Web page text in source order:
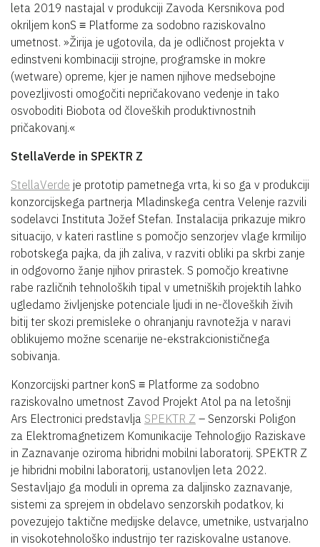
leta 2019 nastajal v produkciji Zavoda Kersnikova pod
okriljem konS ≡ Platforme za sodobno raziskovalno
umetnost. »Žirija je ugotovila, da je odličnost projekta v
edinstveni kombinaciji strojne, programske in mokre
(wetware) opreme, kjer je namen njihove medsebojne
povezljivosti omogočiti nepričakovano vedenje in tako
osvoboditi Biobota od človeških produktivnostnih
pričakovanj.«
StellaVerde in SPEKTR Z
StellaVerde je prototip pametnega vrta, ki so ga v produkciji
konzorcijskega partnerja Mladinskega centra Velenje razvili
sodelavci Instituta Jožef Stefan. Instalacija prikazuje mikro
situacijo, v kateri rastline s pomočjo senzorjev vlage krmilijo
robotskega pajka, da jih zaliva, v razviti obliki pa skrbi zanje
in odgovorno žanje njihov prirastek. S pomočjo kreativne
rabe različnih tehnoloških tipal v umetniških projektih lahko
ugledamo življenjske potenciale ljudi in ne-človeških živih
bitij ter skozi premisleke o ohranjanju ravnotežja v naravi
oblikujemo možne scenarije ne-ekstrakcionističnega
sobivanja.
Konzorcijski partner konS ≡ Platforme za sodobno
raziskovalno umetnost Zavod Projekt Atol pa na letošnji
Ars Electronici predstavlja SPEKTR Z – Senzorski Poligon
za Elektromagnetizem Komunikacije Tehnologijo Raziskave
in Zaznavanje oziroma hibridni mobilni laboratorij. SPEKTR Z
je hibridni mobilni laboratorij, ustanovljen leta 2022.
Sestavljajo ga moduli in oprema za daljinsko zaznavanje,
sistemi za sprejem in obdelavo senzorskih podatkov, ki
povezujejo taktične medijske delavce, umetnike, ustvarjalno
in visokotehnološko industrijo ter raziskovalne ustanove.